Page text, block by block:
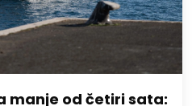
manje od četiri sata: